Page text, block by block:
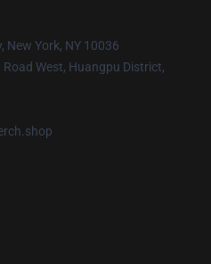
New York, NY 10036
West, Huangpu District,